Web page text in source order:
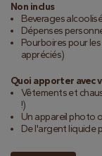
Non inclus
Beverages
Dépenses
Pourboires pour
appréciés)
Quoi apporter avec
Vêtements et
!)
Un appareil photo
De l'argent liquide